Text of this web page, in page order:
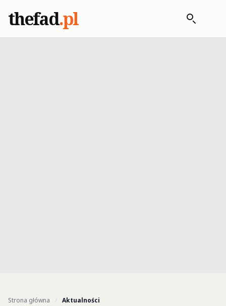
thefad.pl
Strona główna / Aktualności